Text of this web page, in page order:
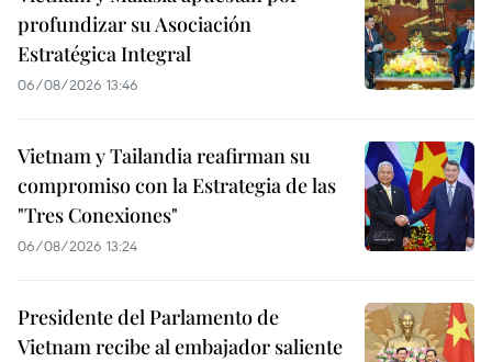
profundizar su Asociación
Estratégica Integral
06/08/2026 13:46
Vietnam y Tailandia reafirman su
compromiso con la Estrategia de las
"Tres Conexiones"
06/08/2026 13:24
Presidente del Parlamento de
Vietnam recibe al embajador saliente